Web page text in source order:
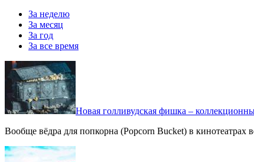
За неделю
За месяц
За год
За все время
Новая голливудская фишка –
Вообще вёдра для попкорна (Popcorn Bucket) в